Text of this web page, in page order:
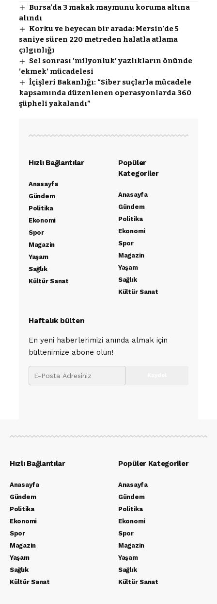
Bursa’da 3 makak maymunu koruma altına
alındı
Korku ve heyecan bir arada: Mersin’de 5
saniye süren 220 metreden halatla atlama
çılgınlığı
Sel sonrası ’milyonluk’ yazlıkların önünde
’ekmek’ mücadelesi
İçişleri Bakanlığı: “Siber suçlarla mücadele
kapsamında düzenlenen operasyonlarda 360
şüpheli yakalandı”
Hızlı Bağlantılar
Anasayfa
Gündem
Politika
Ekonomi
Spor
Magazin
Yaşam
Sağlık
Kültür Sanat
Popüler
Kategoriler
Anasayfa
Gündem
Politika
Ekonomi
Spor
Magazin
Yaşam
Sağlık
Kültür Sanat
Haftalık bülten
En yeni haberlerimizi anında almak için
bültenimize abone olun!
Hızlı Bağlantılar
Anasayfa
Gündem
Politika
Ekonomi
Spor
Magazin
Yaşam
Sağlık
Kültür Sanat
Popüler Kategoriler
Anasayfa
Gündem
Politika
Ekonomi
Spor
Magazin
Yaşam
Sağlık
Kültür Sanat